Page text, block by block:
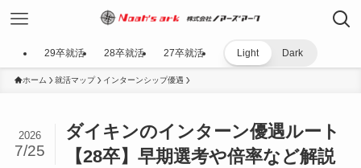
29卒就活 28卒就活 27卒就活 Light Dark
ホーム 就活マップ インターンシップ優遇
ダイキンのインターン優遇ルート
【28卒】早期選考や倍率など解説
2026
7/25